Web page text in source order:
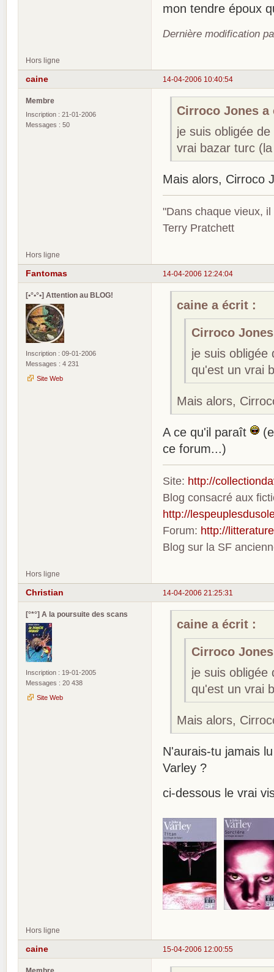
mon tendre époux
Dernière modification
Hors ligne
14-04-2006 10:40:54
caine
Membre
Inscription : 21-01-2006
Messages : 50
Cirroco Jones a
je suis obligée
vrai bazar turc
Mais alors, Cirroco
"Dans chaque vieux,
Terry Pratchett
Hors ligne
14-04-2006 12:24:04
Fantomas
[•°•°•] Attention au BLOG!
Inscription : 09-01-2006
Messages : 4 231
Site Web
caine a écrit :
Cirroco
je suis obligée
qu'est un vrai
Mais alors,
A ce qu'il paraît
ce forum...)
Site: http://
Blog consacré aux
http://
Forum: http://
Blog sur la SF
Hors ligne
14-04-2006 21:25:31
Christian
[°*°] A la poursuite des scans
Inscription : 19-01-2005
Messages : 20 438
Site Web
caine a écrit :
Cirroco
je suis obligée
qu'est un vrai
Mais alors,
N'aurais-tu jamais
Varley ?
ci-dessous le vrai
Hors ligne
15-04-2006 12:00:55
caine